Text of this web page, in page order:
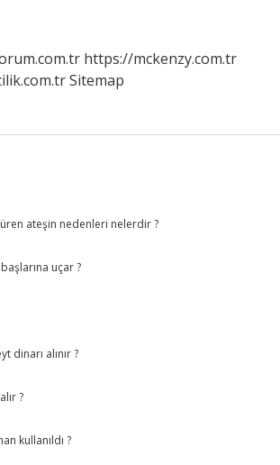
https://mckenzy.com.tr
Sitemap
ateşin nedenleri nelerdir ?
uçar ?
dinarı alınır ?
?
kullanıldı ?